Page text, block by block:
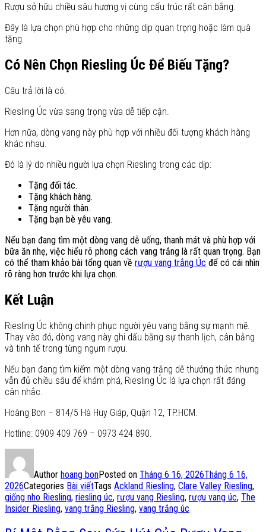
Rượu sở hữu chiều sâu hương vị cùng cấu trúc rất cân bằng.
Đây là lựa chọn phù hợp cho những dịp quan trọng hoặc làm quà
tặng.
Có Nên Chọn Riesling Úc Để Biếu Tặng?
Câu trả lời là có.
Riesling Úc vừa sang trọng vừa dễ tiếp cận.
Hơn nữa, dòng vang này phù hợp với nhiều đối tượng khách hàng
khác nhau.
Đó là lý do nhiều người lựa chọn Riesling trong các dịp:
Tặng đối tác.
Tặng khách hàng.
Tặng người thân.
Tặng bạn bè yêu vang.
Nếu bạn đang tìm một dòng vang dễ uống, thanh mát và phù hợp với
bữa ăn nhẹ, việc hiểu rõ phong cách vang trắng là rất quan trọng. Bạn
có thể tham khảo bài tổng quan về rượu vang trắng Úc để có cái nhìn
rõ ràng hơn trước khi lựa chọn.
Kết Luận
Riesling Úc không chinh phục người yêu vang bằng sự mạnh mẽ.
Thay vào đó, dòng vang này ghi dấu bằng sự thanh lịch, cân bằng
và tinh tế trong từng ngụm rượu.
Nếu bạn đang tìm kiếm một dòng vang trắng dễ thưởng thức nhưng
vẫn đủ chiều sâu để khám phá, Riesling Úc là lựa chọn rất đáng
cân nhắc.
Hoàng Bon – 814/5 Hà Huy Giáp, Quận 12, TP.HCM.
Hotline: 0909 409 769 – 0973 424 890.
Author hoang bonPosted on Tháng 6 16, 2026Tháng 6 16,
2026Categories Bài viếtTags Ackland Riesling, Clare Valley Riesling,
giống nho Riesling, riesling úc, rượu vang Riesling, rượu vang úc, The
Insider Riesling, vang trắng Riesling, vang trắng úc